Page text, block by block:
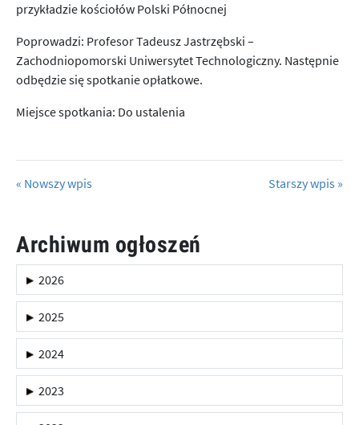
przykładzie kościołów Polski Północnej
Poprowadzi: Profesor Tadeusz Jastrzębski –
Zachodniopomorski Uniwersytet Technologiczny. Następnie
odbędzie się spotkanie opłatkowe.
Miejsce spotkania: Do ustalenia
« Nowszy wpis Starszy wpis »
Archiwum ogłoszeń
2026
2025
2024
2023